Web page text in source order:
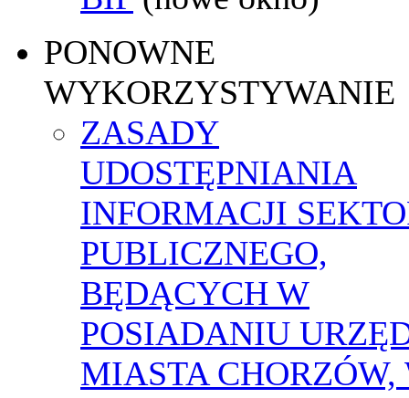
PONOWNE
WYKORZYSTYWANIE
ZASADY
UDOSTĘPNIANIA
INFORMACJI
PUBLICZNEGO,
BĘDĄCYCH W
POSIADANIU
MIASTA CHORZÓW,